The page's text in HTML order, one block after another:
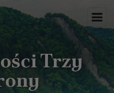
Trzy